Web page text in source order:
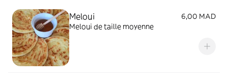
congélateur (volume 400 g)
Meloui
6,00 MAD
Meloui de taille moyenne